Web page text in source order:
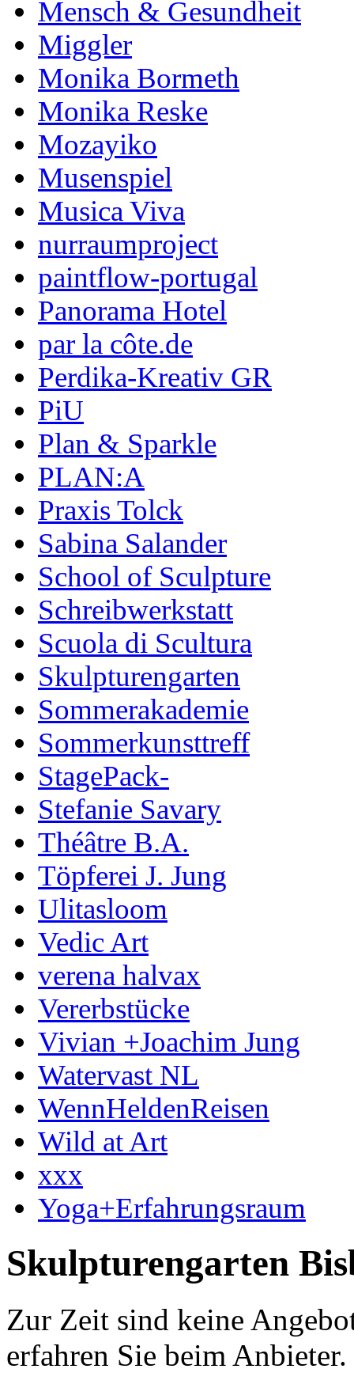
Mensch & Gesundheit
Miggler
Monika Bormeth
Monika Reske
Mozayiko
Musenspiel
Musica Viva
nurraumproject
paintflow-portugal
Panorama Hotel
par la côte.de
Perdika-Kreativ GR
PiU
Plan & Sparkle
PLAN:A
Praxis Tolck
Sabina Salander
School of Sculpture
Schreibwerkstatt
Scuola di Scultura
Skulpturengarten
Sommerakademie
Sommerkunsttreff
StagePack-
Stefanie Savary
Théâtre B.A.
Töpferei J. Jung
Ulitasloom
Vedic Art
verena halvax
Vererbstücke
Vivian +Joachim Jung
Watervast NL
WennHeldenReisen
Wild at Art
xxx
Yoga+Erfahrungsraum
Skulpturengarten
Zur Zeit sind keine
erfahren Sie beim Anbieter.